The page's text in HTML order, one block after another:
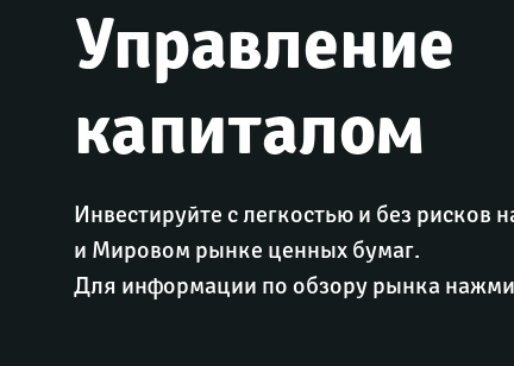
Управление
капиталом
Инвестируйте с легкостью и без рисков
и Мировом рынке ценных бумаг.
Для информации по обзору рынка